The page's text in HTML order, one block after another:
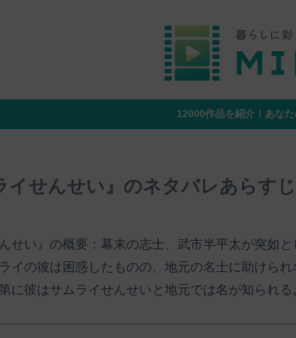
12000作品を紹介！あな
イせんせい』のネタバレあらす
せい』の概要：幕末の志士、武市半平太が突如と
イの彼は困惑したものの、地元の名士に助けら
に彼はサムライせんせいと地元では名が知られる